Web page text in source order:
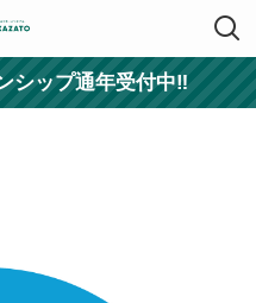
シップ通年受付中‼